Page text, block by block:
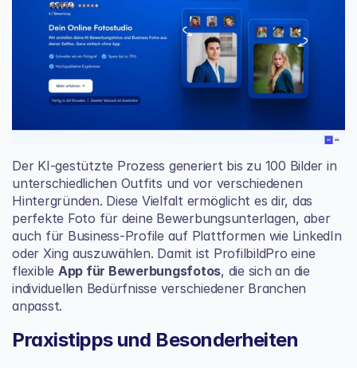
Der KI-gestützte Prozess generiert bis zu 100 Bilder in
unterschiedlichen Outfits und vor verschiedenen
Hintergründen. Diese Vielfalt ermöglicht es dir, das
perfekte Foto für deine Bewerbungsunterlagen, aber
auch für Business-Profile auf Plattformen wie LinkedIn
oder Xing auszuwählen. Damit ist ProfilbildPro eine
flexible App für Bewerbungsfotos, die sich an die
individuellen Bedürfnisse verschiedener Branchen
anpasst.
Praxistipps und Besonderheiten